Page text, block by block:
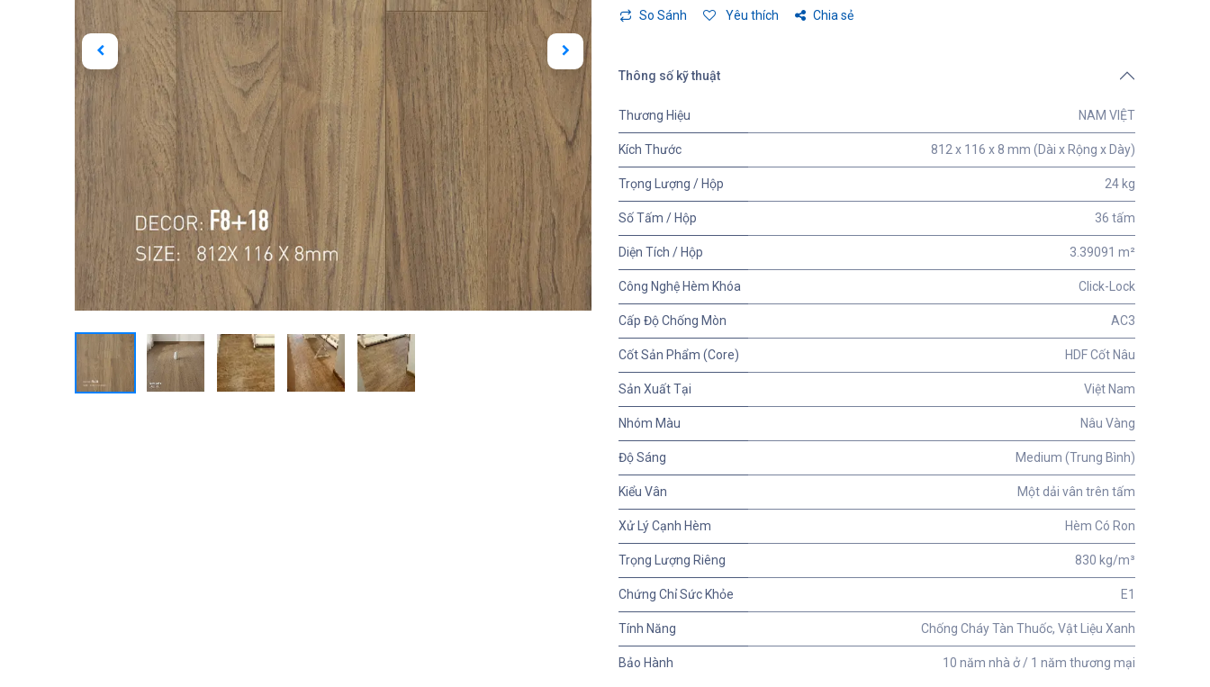
So Sánh Yêu thích Chia sẻ
Thông số kỹ thuật
Thương Hiệu NAM VIỆT
Kích Thước 812 x 116 x 8 mm (Dài x Rộng x Dày)
Trọng Lượng / Hộp 24 kg
Số Tấm / Hộp 36 tấm
Diện Tích / Hộp 3.39091 m²
Công Nghệ Hèm Khóa Click-Lock
Cấp Độ Chống Mòn AC3
Cốt Sản Phẩm (Core) HDF Cốt Nâu
Sản Xuất Tại Việt Nam
Nhóm Màu Nâu Vàng
Độ Sáng Medium (Trung Bình)
Kiểu Vân Một dải vân trên tấm
Xử Lý Cạnh Hèm Hèm Có Ron
Trọng Lượng Riêng 830 kg/m³
Chứng Chỉ Sức Khỏe E1
Tính Năng Chống Cháy Tàn Thuốc, Vật Liệu Xanh
Bảo Hành 10 năm nhà ở / 1 năm thương mại